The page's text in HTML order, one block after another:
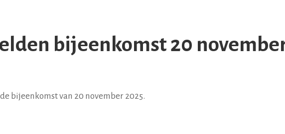
bijeenkomst 20
bijeenkomst van 20 november 2025.